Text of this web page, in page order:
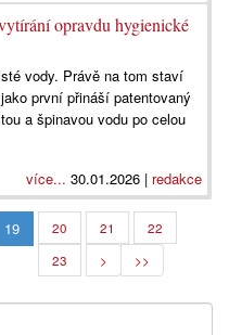
opravdu hygienické
vody. Právě na tom staví
první přináší patentovaný
a špinavou vodu po celou
více... 30.01.2026 | redakce
19 20 21
22
23
> >>